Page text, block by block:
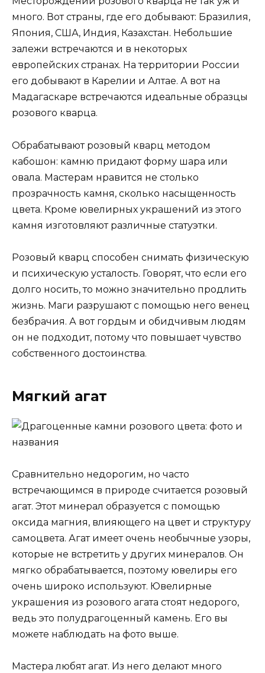
много. Вот страны, где его добывают: Бразилия,
Япония, США, Индия, Казахстан. Небольшие
залежи встречаются и в некоторых
европейских странах. На территории России
его добывают в Карелии и Алтае. А вот на
Мадагаскаре встречаются идеальные образцы
розового кварца.
Обрабатывают розовый кварц методом
кабошон: камню придают форму шара или
овала. Мастерам нравится не столько
прозрачность камня, сколько насыщенность
цвета. Кроме ювелирных украшений из этого
камня изготовляют различные статуэтки.
Розовый кварц способен снимать физическую
и психическую усталость. Говорят, что если его
долго носить, то можно значительно продлить
жизнь. Маги разрушают с помощью него венец
безбрачия. А вот гордым и обидчивым людям
он не подходит, потому что повышает чувство
собственного достоинства.
Мягкий агат
Сравнительно недорогим, но часто
встречающимся в природе считается розовый
агат. Этот минерал образуется с помощью
оксида магния, влияющего на цвет и структуру
самоцвета. Агат имеет очень необычные узоры,
которые не встретить у других минералов. Он
мягко обрабатывается, поэтому ювелиры его
очень широко используют. Ювелирные
украшения из розового агата стоят недорого,
ведь это полудрагоценный камень. Его вы
можете наблюдать на фото выше.
Мастера любят агат. Из него делают много